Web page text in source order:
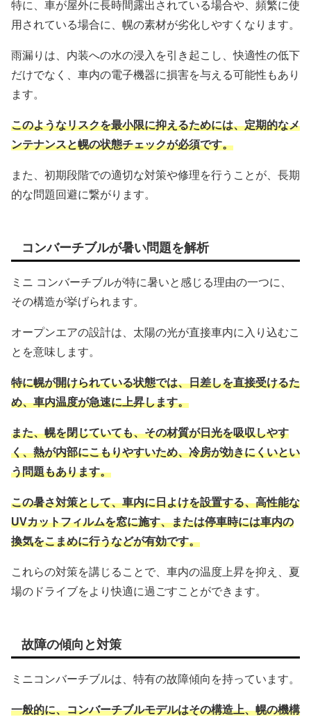
特に、車が屋外に長時間露出されている場合や、頻繁に使
用されている場合に、幌の素材が劣化しやすくなります。
雨漏りは、内装への水の浸入を引き起こし、快適性の低下
だけでなく、車内の電子機器に損害を与える可能性もあり
ます。
このようなリスクを最小限に抑えるためには、定期的なメ
ンテナンスと幌の状態チェックが必須です。
また、初期段階での適切な対策や修理を行うことが、長期
的な問題回避に繋がります。
コンバーチブルが暑い問題を解析
ミニ コンバーチブルが特に暑いと感じる理由の一つに、
その構造が挙げられます。
オープンエアの設計は、太陽の光が直接車内に入り込むこ
とを意味します。
特に幌が開けられている状態では、日差しを直接受けるた
め、車内温度が急速に上昇します。
また、幌を閉じていても、その材質が日光を吸収しやす
く、熱が内部にこもりやすいため、冷房が効きにくいとい
う問題もあります。
この暑さ対策として、車内に日よけを設置する、高性能な
UVカットフィルムを窓に施す、または停車時には車内の
換気をこまめに行うなどが有効です。
これらの対策を講じることで、車内の温度上昇を抑え、夏
場のドライブをより快適に過ごすことができます。
故障の傾向と対策
ミニコンバーチブルは、特有の故障傾向を持っています。
一般的に、コンバーチブルモデルはその構造上、幌の機構